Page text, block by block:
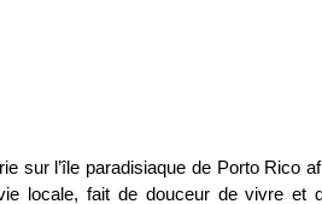
sur l’île paradisiaque de Porto Rico
locale, fait de douceur de vivre et